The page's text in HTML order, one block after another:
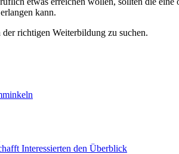
kann.
richtigen Weiterbildung zu suchen.
Interessierten den Überblick